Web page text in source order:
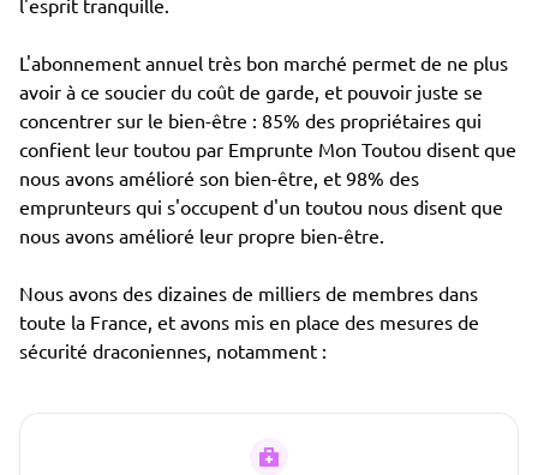
l'esprit tranquille.
L'abonnement annuel très bon marché permet de ne plus
avoir à ce soucier du coût de garde, et pouvoir juste se
concentrer sur le bien-être : 85% des propriétaires qui
confient leur toutou par Emprunte Mon Toutou disent que
nous avons amélioré son bien-être, et 98% des
emprunteurs qui s'occupent d'un toutou nous disent que
nous avons amélioré leur propre bien-être.
Nous avons des dizaines de milliers de membres dans
toute la France, et avons mis en place des mesures de
sécurité draconiennes, notamment :